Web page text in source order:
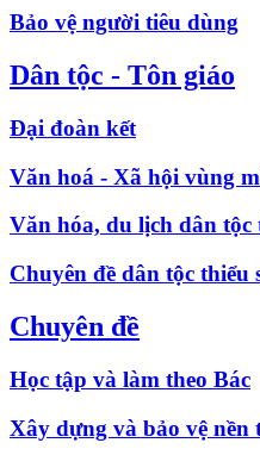
Bảo vệ người tiêu dùng
Dân tộc - Tôn giáo
Đại đoàn kết
Văn hoá - Xã hội vùng
Văn hóa, du lịch dân tộc
Chuyên đề dân tộc thiểu
Chuyên đề
Học tập và làm theo Bác
Xây dựng và bảo vệ